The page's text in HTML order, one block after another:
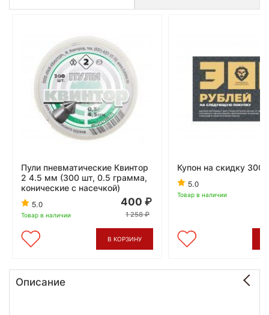
Пули пневматические Квинтор
2 4.5 мм (300 шт, 0.5 грамма,
конические с насечкой)
5.0
Товар в наличии
400
1 258
В КОРЗИНУ
Купон на скидку 300
5.0
Товар в наличии
Описание